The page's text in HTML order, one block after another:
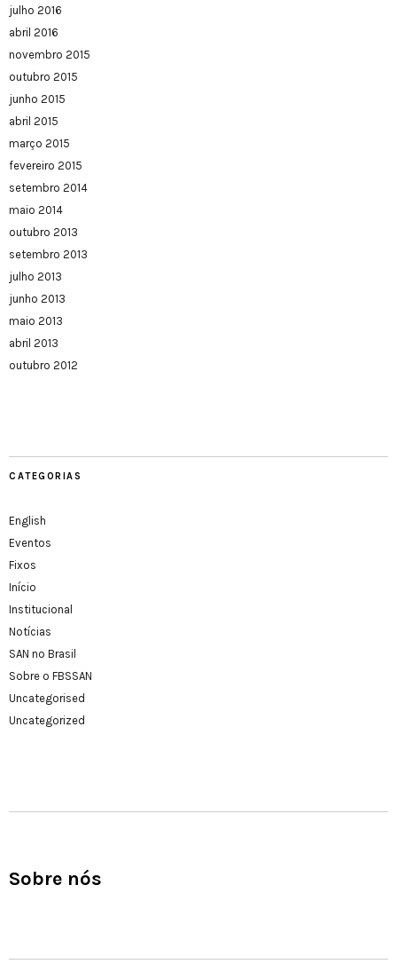
julho 2016
abril 2016
novembro 2015
outubro 2015
junho 2015
abril 2015
março 2015
fevereiro 2015
setembro 2014
maio 2014
outubro 2013
setembro 2013
julho 2013
junho 2013
maio 2013
abril 2013
outubro 2012
CATEGORIAS
English
Eventos
Fixos
Início
Institucional
Notícias
SAN no Brasil
Sobre o FBSSAN
Uncategorised
Uncategorized
Sobre nós